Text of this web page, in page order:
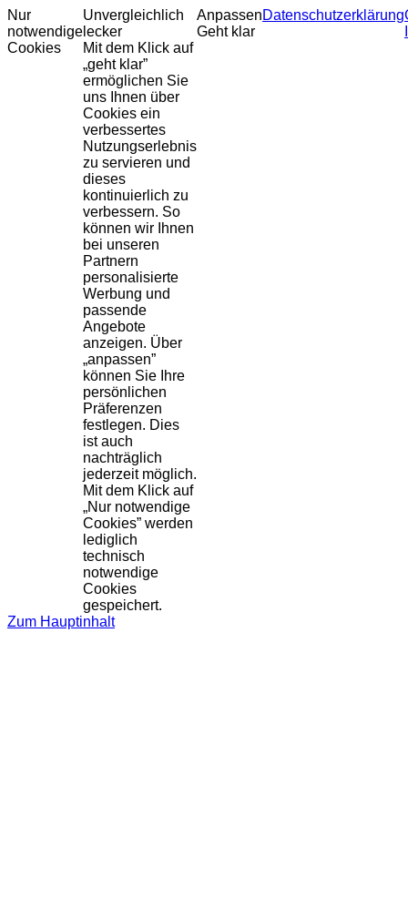
Nur
notwendige
Cookies
Unvergleichlich
lecker
Mit dem Klick auf
„geht klar”
ermöglichen Sie
uns Ihnen über
Cookies ein
verbessertes
Nutzungserlebnis
zu servieren und
dieses
kontinuierlich zu
verbessern. So
können wir Ihnen
bei unseren
Partnern
personalisierte
Werbung und
passende
Angebote
anzeigen. Über
„anpassen”
können Sie Ihre
persönlichen
Präferenzen
festlegen. Dies
ist auch
nachträglich
jederzeit möglich.
Mit dem Klick auf
„Nur notwendige
Cookies” werden
lediglich
technisch
notwendige
Cookies
gespeichert.
Anpassen
Geht klar
Datenschutzerklärung
Zum Hauptinhalt